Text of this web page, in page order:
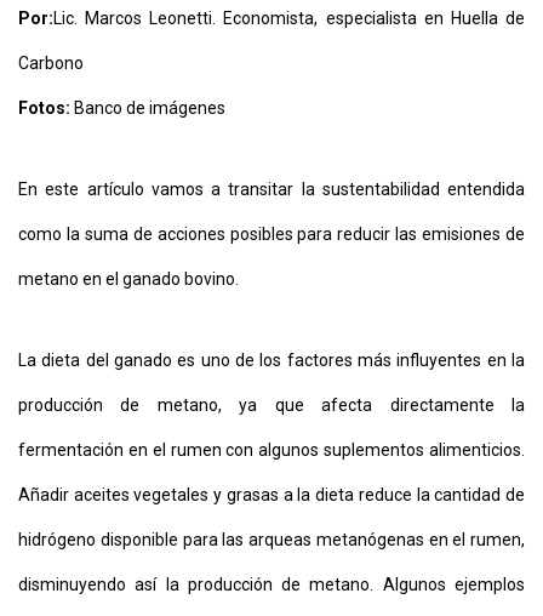
CONTÁCTENOS
TÉRMINOS
CONDICIONES
PRIVACIDAD
DEL
QUIENES
Por:Lic. Marcos Leonetti. Economista, especialista en Huella de
Carbono
Fotos: Banco de imágenes
En este artículo vamos a transitar la sustentabilidad entendida
como la suma de acciones posibles para reducir las emisiones de
metano en el ganado bovino.
La dieta del ganado es uno de los factores más influyentes en la
producción de metano, ya que afecta directamente la
fermentación en el rumen con algunos suplementos alimenticios.
Añadir aceites vegetales y grasas a la dieta reduce la cantidad de
hidrógeno disponible para las arqueas metanógenas en el rumen,
disminuyendo así la producción de metano. Algunos ejemplos